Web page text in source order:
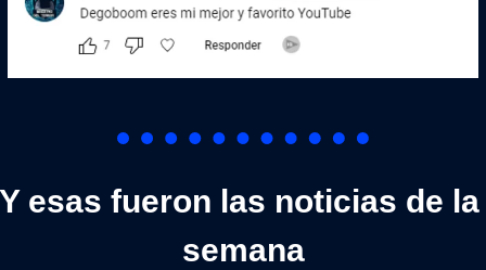
esas fueron las noticias de la
semana